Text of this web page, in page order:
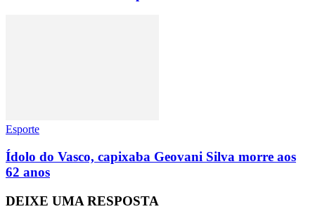
Esporte
Ídolo do Vasco, capixaba Geovani Silva morre aos
62 anos
DEIXE UMA RESPOSTA